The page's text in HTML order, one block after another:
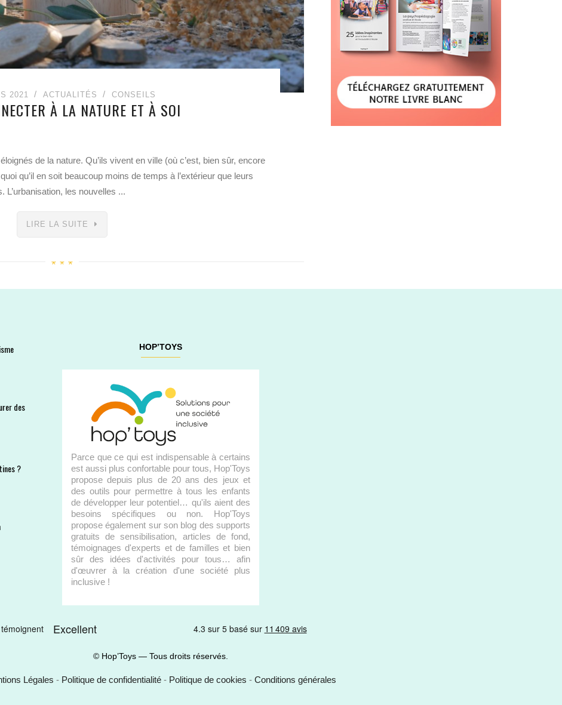
2021 ACTUALITÉS CONSEILS
À LA NATURE ET À SOI
de la nature. Qu’ils vivent en ville (où c’est, bien sûr, encore
qu’il en soit beaucoup moins de temps à l’extérieur que leurs
les nouvelles ...
LIRE LA SUITE
des
?
HOP’TOYS
Parce que ce qui est indispensable à certains
est aussi plus confortable pour tous, Hop'Toys
propose depuis plus de 20 ans des jeux et
des outils pour permettre à tous les enfants
de développer leur potentiel… qu'ils aient des
besoins spécifiques ou non. Hop'Toys
propose également sur son blog des supports
gratuits de sensibilisation, articles de fond,
témoignages d'experts et de familles et bien
sûr des idées d'activités pour tous… afin
d'œuvrer à la création d'une société plus
inclusive !
© Hop’Toys — Tous droits réservés.
Légales - Politique de confidentialité - Politique de cookies - Conditions générales